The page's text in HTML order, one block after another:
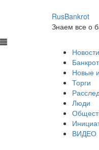
RusBankrot
Знаем все о
Новости
Новые
Торги
Люди
ВИДЕО